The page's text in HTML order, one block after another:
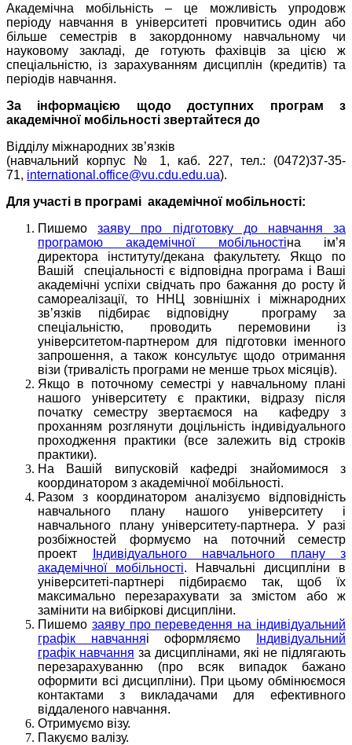
Академічна мобільність – це можливість упродовж
періоду навчання в університеті провчитись один або
більше семестрів в закордонному навчальному чи
науковому закладі, де готують фахівців за цією ж
спеціальністю, із зарахуванням дисциплін (кредитів) та
періодів навчання.
За інформацією щодо доступних програм з
академічної мобільності звертайтеся до
Відділу міжнародних зв’язків
(навчальний корпус № 1, каб. 227, тел.: (0472)37-35-
71, international.office@vu.cdu.edu.ua).
Для участі в програмі академічної мобільності:
Пишемозаяву про підготовку до навчання за
програмою академічної мобільностіна ім’я
директора інституту/декана факультету. Якщо по
Вашій спеціальності є відповідна програма і Ваші
академічні успіхи свідчать про бажання до росту й
самореалізації, то ННЦ зовнішніх і міжнародних
зв’язків підбирає відповідну програму за
спеціальністю, проводить перемовини із
університетом-партнером для підготовки іменного
запрошення, а також консультує щодо отримання
візи (тривалість програми не менше трьох місяців).
Якщо в поточному семестрі у навчальному плані
нашого університету є практики, відразу після
початку семестру звертаємося на кафедру з
проханням розглянути доцільність індивідуального
проходження практики (все залежить від строків
практики).
На Вашій випусковій кафедрі знайомимося з
координатором з академічної мобільності.
Разом з координатором аналізуємо відповідність
навчального плану нашого університету і
навчального плану університету-партнера. У разі
розбіжностей формуємо на поточний семестр
проект
Індивідуального навчального плану з
академічної мобільності. Навчальні дисципліни в
університеті-партнері підбираємо так, щоб їх
максимально перезарахувати за змістом або ж
замінити на вибіркові дисципліни.
Пишемо заяву про переведення на індивідуальний
графік навчанняі оформляємо
Індивідуальний
графік навчання за дисциплінами, які не підлягають
перезарахуванню (про всяк випадок бажано
оформити всі дисципліни). При цьому обмінюємося
контактами з викладачами для ефективного
віддаленого навчання.
Отримуємо візу.
Пакуємо валізу.